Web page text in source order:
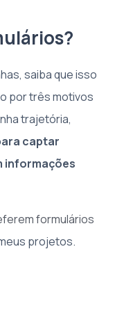
saiba que isso
por três motivos
trajetória,
captar
informações
formulários
projetos.